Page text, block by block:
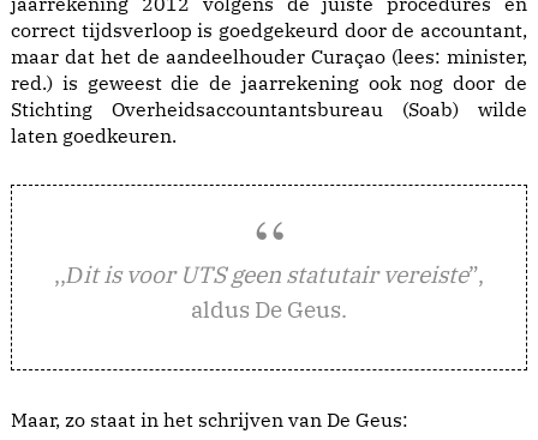
correct tijdsverloop is goedgekeurd door de accountant,
maar dat het de aandeelhouder Curaçao (lees: minister,
red.) is geweest die de jaarrekening ook nog door de
Stichting Overheidsaccountantsbureau (Soab) wilde
laten goedkeuren.
,,Dit is voor UTS geen statutair vereiste”,
aldus De Geus.
Maar, zo staat in het schrijven van De Geus: